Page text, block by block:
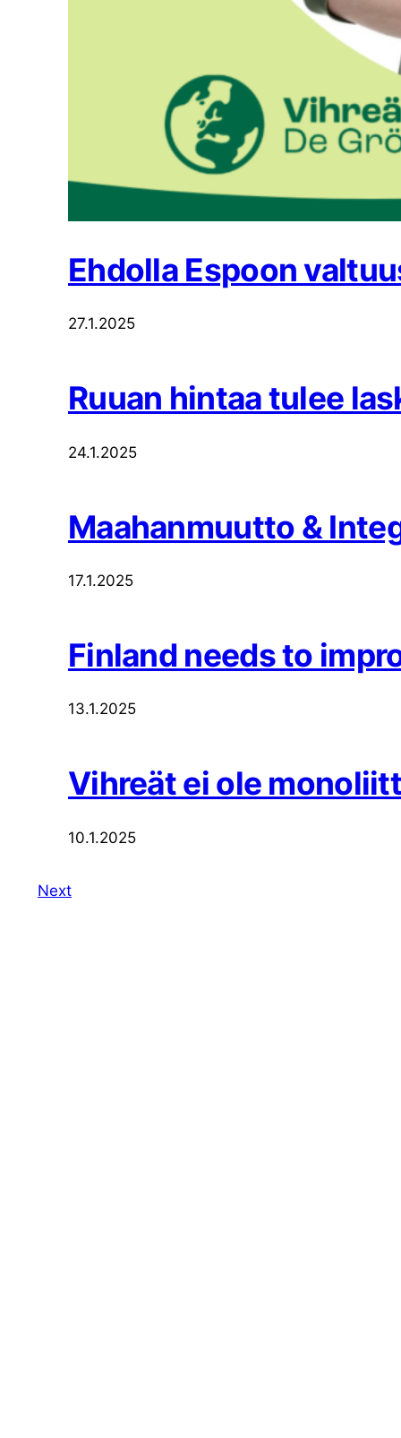
Ehdolla Espoon
27.1.2025
Ruuan hintaa tulee
24.1.2025
Maahanmuutto &
17.1.2025
Finland needs to
13.1.2025
Vihreät ei ole
10.1.2025
Next